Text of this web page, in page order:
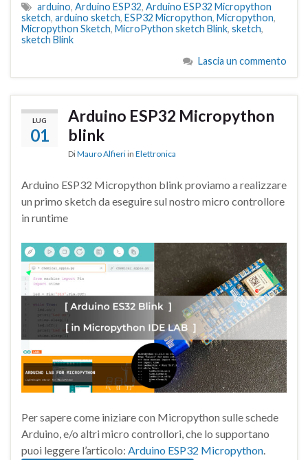
arduino, Arduino ESP32, Arduino ESP32 Micropython
sketch, arduino sketch, ESP32 Micropython, Micropython,
Micropython Sketch, MicroPython sketch Blink, sketch,
sketch Blink
Lascia un commento
LUG
01
Arduino ESP32 Micropython
blink
DiMauro Alfieri in Elettronica
Arduino ESP32 Micropython blink proviamo a realizzare
un primo sketch da eseguire sul nostro micro controllore
in runtime
Per sapere come iniziare con Micropython sulle schede
Arduino, e/o altri micro controllori, che lo supportano
puoi leggere l’articolo: Arduino ESP32 Micropython